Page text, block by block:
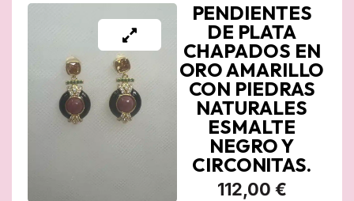
PENDIENTES
DE PLATA
CHAPADOS EN
ORO AMARILLO
CON PIEDRAS
NATURALES
ESMALTE
NEGRO Y
CIRCONITAS.
112,00 €